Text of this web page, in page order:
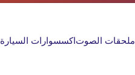
ملحقات الصوتاكسسوارات السيارة